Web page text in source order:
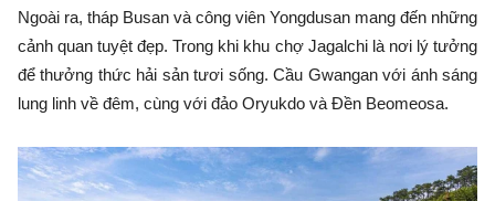
Ngoài ra, tháp Busan và công viên Yongdusan mang đến những
cảnh quan tuyệt đẹp. Trong khi khu chợ Jagalchi là nơi lý tưởng
để thưởng thức hải sản tươi sống. Cầu Gwangan với ánh sáng
lung linh về đêm, cùng với đảo Oryukdo và Đền Beomeosa.